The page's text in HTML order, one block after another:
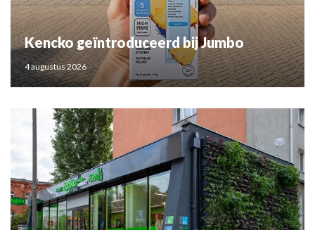
Kencko geïntroduceerd bij Jumbo
4 augustus 2026